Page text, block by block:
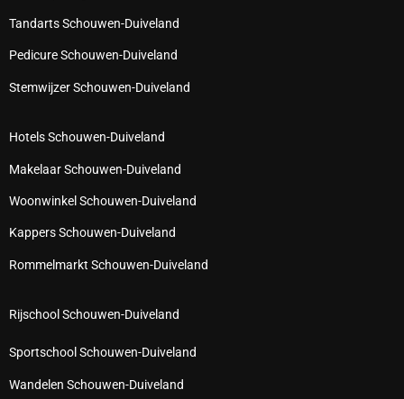
Tandarts Schouwen-Duiveland
Pedicure Schouwen-Duiveland
Stemwijzer Schouwen-Duiveland
Hotels Schouwen-Duiveland
Makelaar Schouwen-Duiveland
Woonwinkel Schouwen-Duiveland
Kappers Schouwen-Duiveland
Rommelmarkt Schouwen-Duiveland
Rijschool Schouwen-Duiveland
Sportschool Schouwen-Duiveland
Wandelen Schouwen-Duiveland